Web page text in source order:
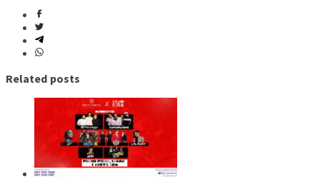
Related posts